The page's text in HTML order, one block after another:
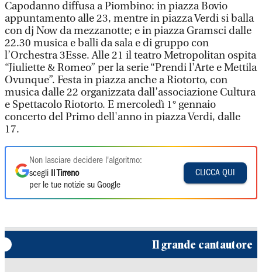
Capodanno diffusa a Piombino: in piazza Bovio
appuntamento alle 23, mentre in piazza Verdi si balla
con dj Now da mezzanotte; e in piazza Gramsci dalle
22.30 musica e balli da sala e di gruppo con
l’Orchestra 3Esse. Alle 21 il teatro Metropolitan ospita
“Jiuliette & Romeo” per la serie “Prendi l'Arte e Mettila
Ovunque”. Festa in piazza anche a Riotorto, con
musica dalle 22 organizzata dall’associazione Cultura
e Spettacolo Riotorto. E mercoledì 1° gennaio
concerto del Primo dell'anno in piazza Verdi, dalle
17.
Non lasciare decidere l'algoritmo:
scegli
Il Tirreno
per le tue notizie su Google
CLICCA QUI
Il grande cantautore